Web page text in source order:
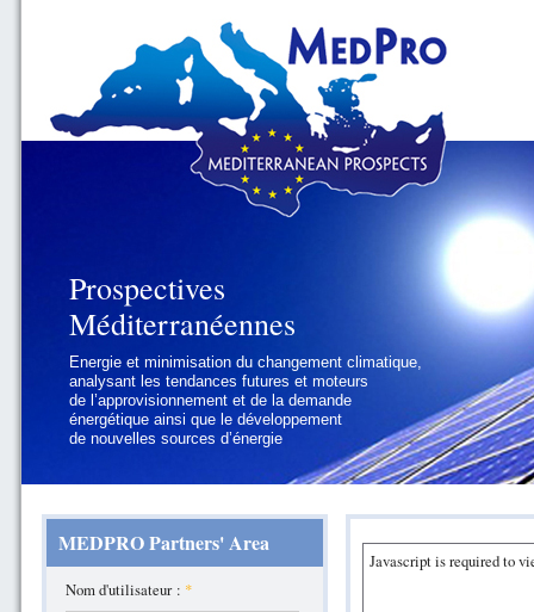
Prospectives
Méditerranéennes
Energie et minimisation du changement climatique,
analysant les tendances futures et moteurs
de l’approvisionnement et de la demande
énergétique ainsi que le développement
de nouvelles sources d’énergie
MEDPRO Partners' Area
Nom d'utilisateur : *
Javascript is required to